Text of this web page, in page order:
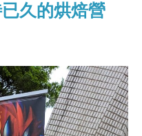
已久的烘焙營